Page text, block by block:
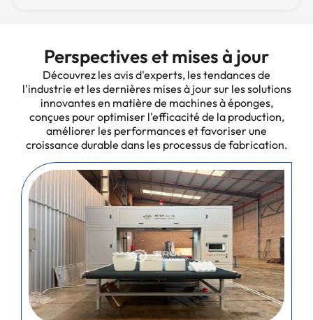
Perspectives et mises à jour
Découvrez les avis d'experts, les tendances de
l'industrie et les dernières mises à jour sur les solutions
innovantes en matière de machines à éponges,
conçues pour optimiser l'efficacité de la production,
améliorer les performances et favoriser une
croissance durable dans les processus de fabrication.